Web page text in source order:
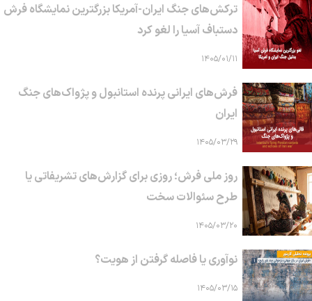
ترکش‌های جنگ ایران-آمریکا بزرگترین نمایشگاه فرش
دستباف آسیا را لغو کرد
۱۴۰۵/۰۱/۱۱
فرش‌های ایرانی پرنده استانبول و پژواک‌های جنگ
ایران
۱۴۰۵/۰۳/۲۹
روز ملی فرش؛ روزی برای گزارش‌های تشریفاتی یا
طرح سئوالات سخت
۱۴۰۵/۰۳/۲۰
نوآوری یا فاصله گرفتن از هویت؟
۱۴۰۵/۰۳/۱۵